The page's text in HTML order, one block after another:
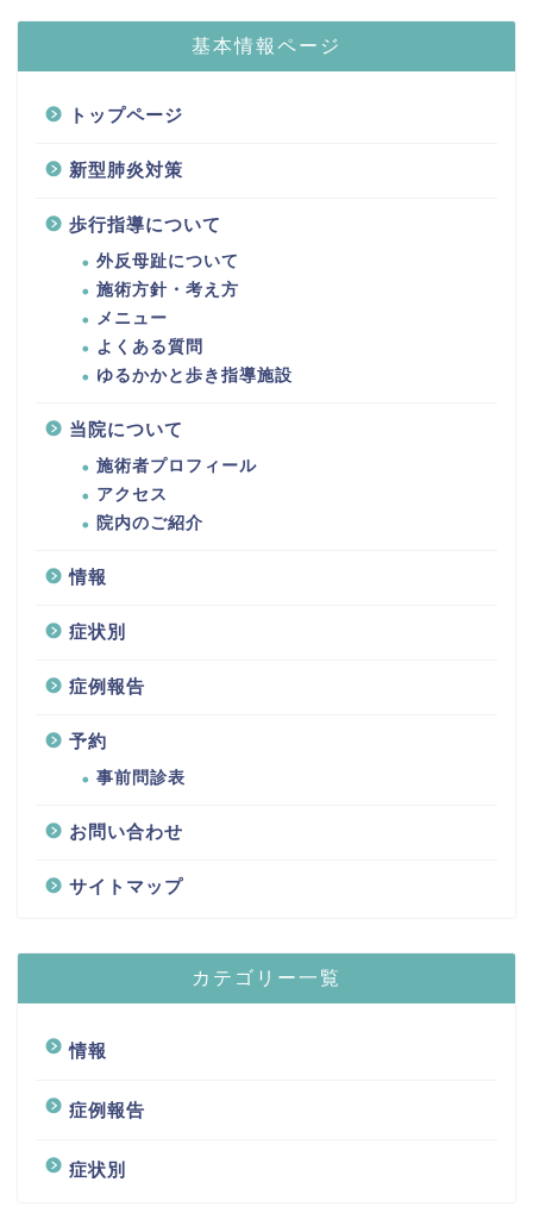
基本情報ページ
トップページ
新型肺炎対策
歩行指導について
外反母趾について
施術方針・考え方
メニュー
よくある質問
ゆるかかと歩き指導施設
当院について
施術者プロフィール
アクセス
院内のご紹介
情報
症状別
症例報告
予約
事前問診表
お問い合わせ
サイトマップ
カテゴリー一覧
情報
症例報告
症状別